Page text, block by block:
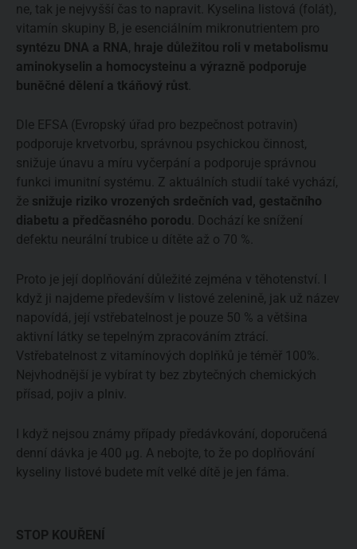
ne, tak je nejvyšší čas to napravit. Kyselina listová (folát),
vitamín skupiny B, je esenciálním mikronutrientem pro
syntézu DNA a RNA, hraje důležitou roli v metabolismu
aminokyselin a homocysteinu a výrazně podporuje
buněčné dělení a tkáňový růst
Dle EFSA (Evropský úřad pro bezpečnost potravin)
podporuje krvetvorbu, správnou psychickou činnost,
snižuje únavu a míru vyčerpání a podporuje správnou
funkci imunitní systému. Z aktuálních studií také vychází,
že snižuje riziko vrozených srdečních vad, gestačního
diabetu a předčasného porodu . Dochází ke snížení
defektu neurální trubice u dítěte až o 70 %.
Proto je její doplňování důležité zejména v těhotenství. I
když ji najdeme především v listové zelenině, jak už název
napovídá, její vstřebatelnost je pouze 50 % a většina
aktivní látky se tepelným zpracováním ztrácí.
Vstřebatelnost z vitamínových doplňků je téměř 100%.
Nejvhodnější je vybírat ty bez zbytečných chemických
přísad, pojiv a plniv.
I když nejsou známy případy předávkování, doporučená
denní dávka je 400 µg. A nebojte, to že po doplňování
kyseliny listové budete mít velké dítě je jen fáma.
STOP KOUŘENÍ